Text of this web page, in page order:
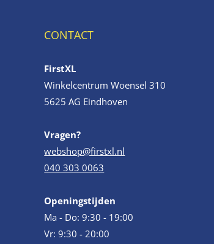
CONTACT
FirstXL
Winkelcentrum Woensel 310
5625 AG Eindhoven
Vragen?
webshop@firstxl.nl
040 303 0063
Openingstijden
Ma - Do: 9:30 - 19:00
Vr: 9:30 - 20:00